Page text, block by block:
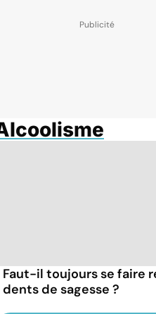
Faut-il toujours se faire
dents de sagesse ?